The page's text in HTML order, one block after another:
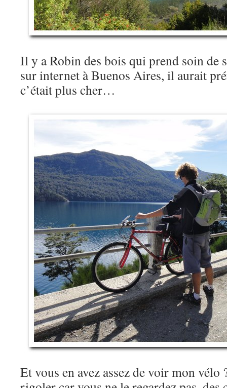
Il y a Robin des bois qui prend soin de
sur internet à Buenos Aires, il aurait
c’était plus cher…
Et vous en avez assez de voir mon